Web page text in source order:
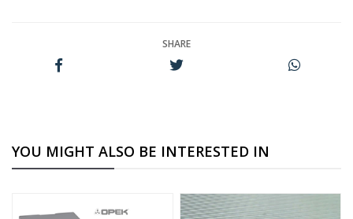
SHARE
YOU MIGHT ALSO BE INTERESTED IN